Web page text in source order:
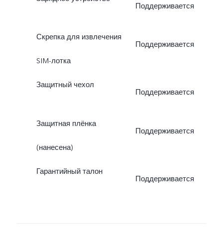
Поддерживается
Скрепка для извлечения
SIM-лотка
Поддерживается
Защитный чехол
Поддерживается
Защитная плёнка
(нанесена)
Поддерживается
Гарантийный талон
Поддерживается